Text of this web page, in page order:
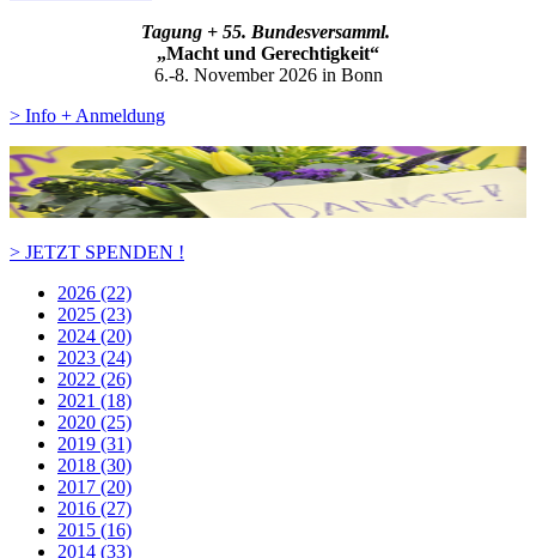
Tagung + 55. Bundesversamml.
„Macht und Gerechtigkeit“
6.-8. November 2026 in Bonn
> Info + Anmeldung
> JETZT SPENDEN !
2026 (22)
2025 (23)
2024 (20)
2023 (24)
2022 (26)
2021 (18)
2020 (25)
2019 (31)
2018 (30)
2017 (20)
2016 (27)
2015 (16)
2014 (33)